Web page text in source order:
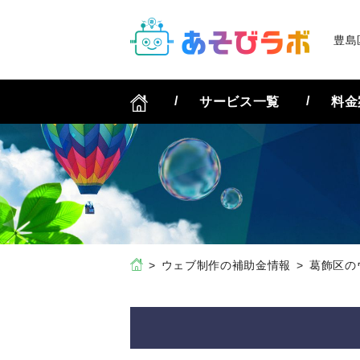
豊
サービス一覧 料
ウェブ制作の補助金情報 葛飾区の